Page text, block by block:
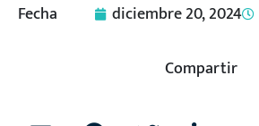
Fecha diciembre 20, 2024
Compartir